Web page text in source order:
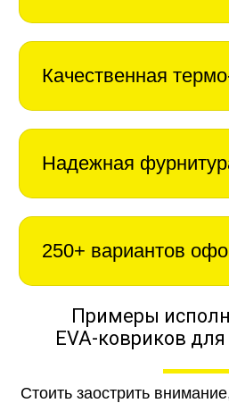
Качественная
Надежная
250+ вариантов
Примеры
EVA-ковриков
Стоить заострить